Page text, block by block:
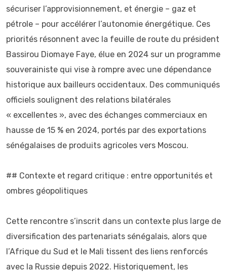
sécuriser l’approvisionnement, et énergie – gaz et
pétrole – pour accélérer l’autonomie énergétique. Ces
priorités résonnent avec la feuille de route du président
Bassirou Diomaye Faye, élue en 2024 sur un programme
souverainiste qui vise à rompre avec une dépendance
historique aux bailleurs occidentaux. Des communiqués
officiels soulignent des relations bilatérales
« excellentes », avec des échanges commerciaux en
hausse de 15 % en 2024, portés par des exportations
sénégalaises de produits agricoles vers Moscou.
## Contexte et regard critique : entre opportunités et
ombres géopolitiques
Cette rencontre s’inscrit dans un contexte plus large de
diversification des partenariats sénégalais, alors que
l’Afrique du Sud et le Mali tissent des liens renforcés
avec la Russie depuis 2022. Historiquement, les